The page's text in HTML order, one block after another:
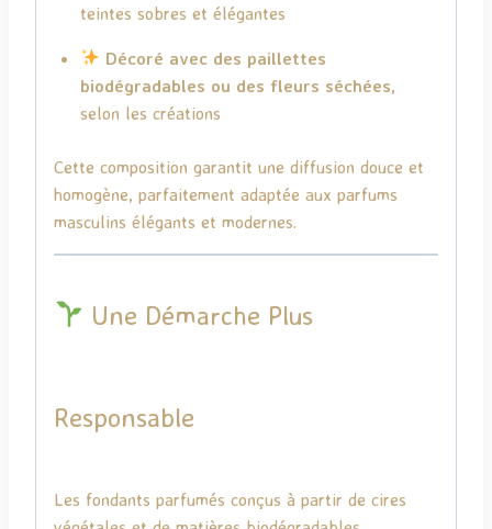
teintes sobres et élégantes
Décoré avec des paillettes
biodégradables ou des fleurs séchées,
selon les créations
Cette composition garantit une diffusion douce et
homogène, parfaitement adaptée aux parfums
masculins élégants et modernes.
Une Démarche Plus
Responsable
Les fondants parfumés conçus à partir de cires